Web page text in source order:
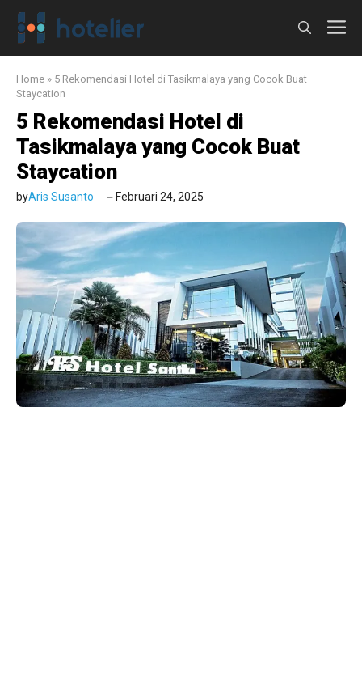
Langsung
Home » 5 Rekomendasi Hotel di Tasikmalaya yang Cocok Buat
Staycation
5 Rekomendasi Hotel di
Tasikmalaya yang Cocok Buat
Staycation
byAris Susanto Februari 24, 2025